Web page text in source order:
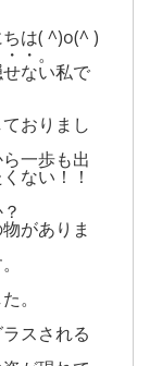
は( ^)o(^ )
・。
ない私で
おりまし
一歩も出
ない！！
がありま
。
スされる